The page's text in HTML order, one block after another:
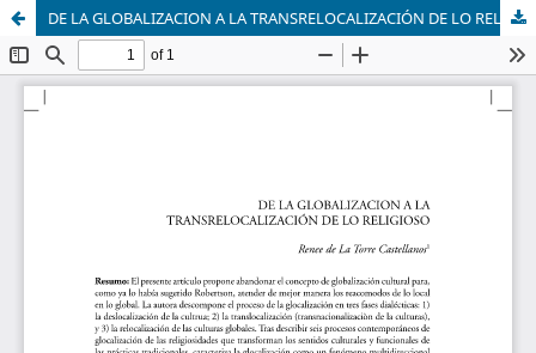
DE LA GLOBALIZACION A LA TRANSRELOCALIZACIÓN DE LO RELIGIOSO